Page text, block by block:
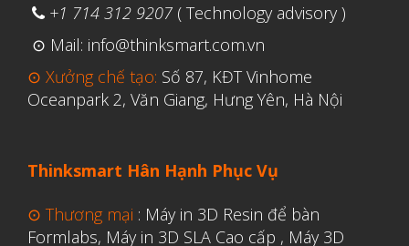
+1 714 312 9207 ( Technology advisory )
⊙ Mail: info@thinksmart.com.vn
⊙ Xưởng chế tạo: Số 87, KĐT Vinhome
Oceanpark 2, Văn Giang, Hưng Yên, Hà Nội
Thinksmart Hân Hạnh Phục Vụ
⊙ Thương mại : Máy in 3D Resin để bàn
Formlabs, Máy in 3D SLA Cao cấp , Máy 3D